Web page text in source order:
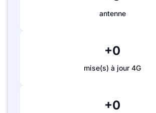
antenne
+0
mise(s) à jour 4G
+0